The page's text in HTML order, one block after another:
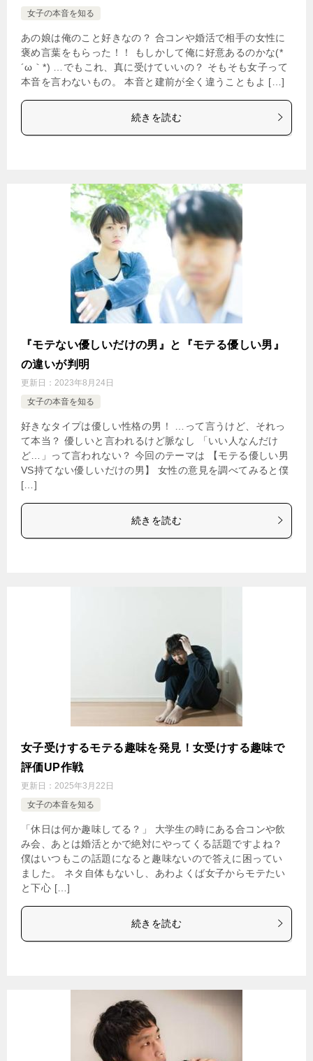
女子の本音を知る
あの娘は俺のこと好きなの？ 合コンや婚活で相手の女性に
褒め言葉をもらった！！ もしかして俺に好意あるのかな(*
´ω｀*) …でもこれ、真に受けていいの？ そもそも女子って
本音を言わないもの。 本音と建前が全く違うこともよ […]
続きを読む
『モテない優しいだけの男』と『モテる優しい男』
の違いが判明
更新日： 2023年8月24日
女子の本音を知る
好きなタイプは優しい性格の男！ …って言うけど、それっ
て本当？ 優しいと言われるけど脈なし 「いい人なんだけ
ど…」って言われない？ 今回のテーマは 【モテる優しい男
VS持てない優しいだけの男】 女性の意見を調べてみると僕
[…]
続きを読む
女子受けするモテる趣味を発見！女受けする趣味で
評価UP作戦
更新日： 2025年3月22日
女子の本音を知る
「休日は何か趣味してる？」 大学生の時にある合コンや飲
み会、あとは婚活とかで絶対にやってくる話題ですよね？
僕はいつもこの話題になると趣味ないので答えに困ってい
ました。 ネタ自体もないし、あわよくば女子からモテたい
と下心 […]
続きを読む